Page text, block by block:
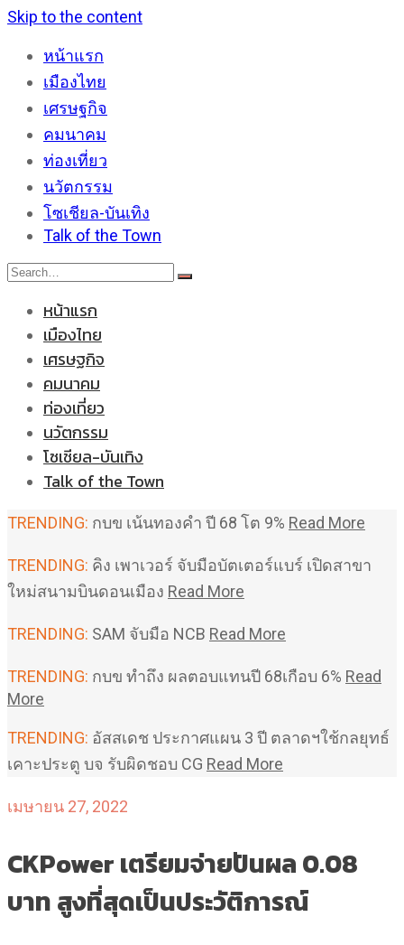
Skip to the content
หน้าแรก
เมืองไทย
เศรษฐกิจ
คมนาคม
ท่องเที่ยว
นวัตกรรม
โซเชียล-บันเทิง
Talk of the Town
หน้าแรก
เมืองไทย
เศรษฐกิจ
คมนาคม
ท่องเที่ยว
นวัตกรรม
โซเชียล-บันเทิง
Talk of the Town
TRENDING: กบข เน้นทองคำ ปี 68 โต 9% Read More
TRENDING: คิง เพาเวอร์ จับมือบัตเตอร์แบร์ เปิดสาขา
ใหม่สนามบินดอนเมือง Read More
TRENDING: SAM จับมือ NCB Read More
TRENDING: กบข ทำถึง ผลตอบแทนปี 68เกือบ 6% Read
More
TRENDING: อัสสเดช ประกาศแผน 3 ปี ตลาดฯใช้กลยุทธ์
เคาะประตู บจ รับผิดชอบ CG Read More
เมษายน 27, 2022
CKPower เตรียมจ่ายปันผล 0.08
บาท สูงที่สุดเป็นประวัติการณ์